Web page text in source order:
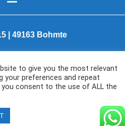
| 49163 Bohmte
2020
to give you the most relevant
your preferences and repeat
you consent to the use of ALL the